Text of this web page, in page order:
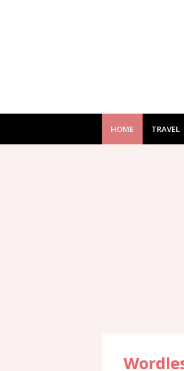
HOME TRAVEL